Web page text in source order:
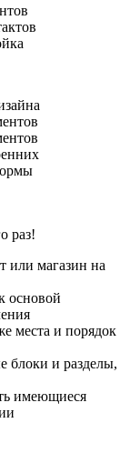
раз!
или магазин на
основой
места и порядок
блоки и разделы,
имеющиеся